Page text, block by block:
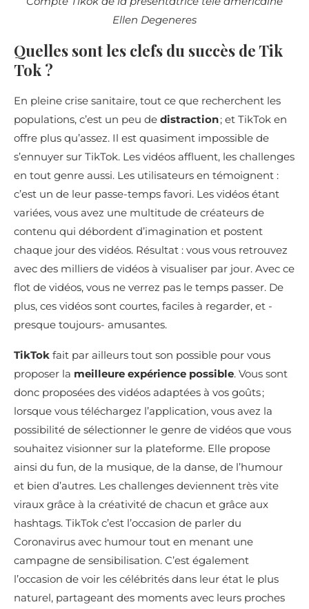
Ellen Degeneres
Quelles sont les clefs du succès de Tik
Tok ?
En pleine crise sanitaire, tout ce que recherchent les
populations, c’est un peu de distraction; et TikTok en
offre plus qu’assez. Il est quasiment impossible de
s’ennuyer sur TikTok. Les vidéos affluent, les challenges
en tout genre aussi. Les utilisateurs en témoignent :
c’est un de leur passe-temps favori. Les vidéos étant
variées, vous avez une multitude de créateurs de
contenu qui débordent d’imagination et postent
chaque jour des vidéos. Résultat : vous vous retrouvez
avec des milliers de vidéos à visualiser par jour. Avec ce
flot de vidéos, vous ne verrez pas le temps passer. De
plus, ces vidéos sont courtes, faciles à regarder, et -
presque toujours- amusantes.
TikTok fait par ailleurs tout son possible pour vous
proposer la meilleure expérience possible. Vous sont
donc proposées des vidéos adaptées à vos goûts ;
lorsque vous téléchargez l’application, vous avez la
possibilité de sélectionner le genre de vidéos que vous
souhaitez visionner sur la plateforme. Elle propose
ainsi du fun, de la musique, de la danse, de l’humour
et bien d’autres. Les challenges deviennent très vite
viraux grâce à la créativité de chacun et grâce aux
hashtags. TikTok c’est l’occasion de parler du
Coronavirus avec humour tout en menant une
campagne de sensibilisation. C’est également
l’occasion de voir les célébrités dans leur état le plus
naturel, partageant des moments avec leurs proches